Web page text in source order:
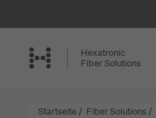
to
content
Hexatronic
Fiber Solutions
Startseite / Fiber Solutions /